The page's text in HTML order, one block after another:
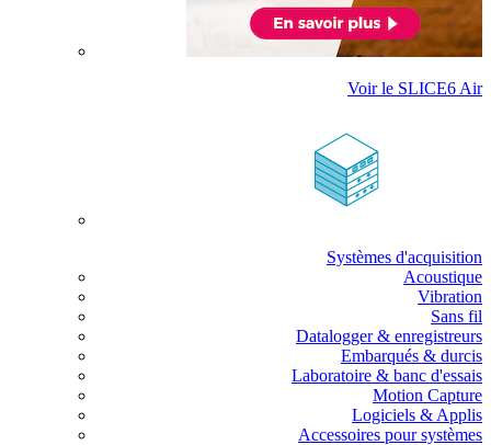
Voir le SLICE6 Air
Systèmes d'acquisition
Acoustique
Vibration
Sans fil
Datalogger & enregistreurs
Embarqués & durcis
Laboratoire & banc d'essais
Motion Capture
Logiciels & Applis
Accessoires pour systèmes